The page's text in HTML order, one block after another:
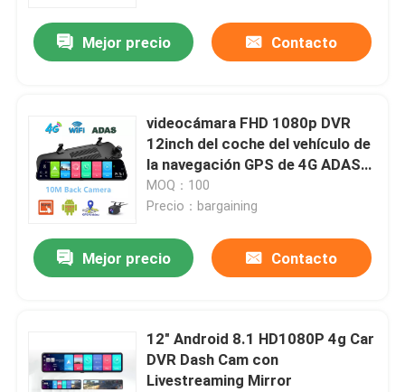
Mejor precio Contacto
videocámara FHD 1080p DVR
12inch del coche del vehículo de
la navegación GPS de 4G ADAS
Android
MOQ：100
Precio：bargaining
Mejor precio Contacto
12" Android 8.1 HD1080P 4g Car
DVR Dash Cam con
Livestreaming Mirror